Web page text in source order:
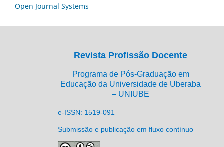
Open Journal Systems
Revista Profissão Docente
Programa de Pós-Graduação em
Educação da Universidade de Uberaba
– UNIUBE
e-ISSN: 1519-091
Submissão e publicação em fluxo contínuo